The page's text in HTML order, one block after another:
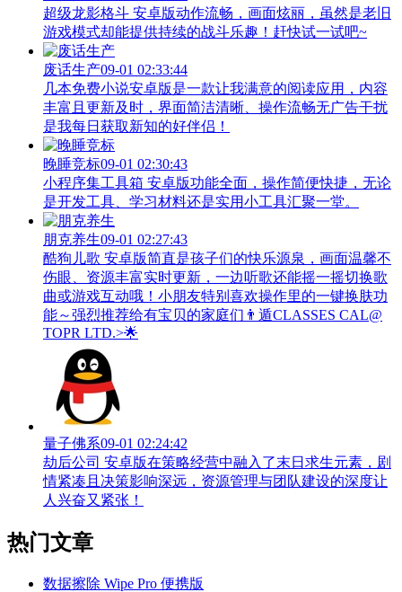
超级龙影格斗 安卓版动作流畅，画面炫丽，虽然是老旧
游戏模式却能提供持续的战斗乐趣！赶快试一试吧~
废话生产09-01 02:33:44
几本免费小说安卓版是一款让我满意的阅读应用，内容
丰富且更新及时，界面简洁清晰、操作流畅无广告干扰
是我每日获取新知的好伴侣！
晚睡竞标09-01 02:30:43
小程序集工具箱 安卓版功能全面，操作简便快捷，无论
是开发工具、学习材料还是实用小工具汇聚一堂。
朋克养生09-01 02:27:43
酷狗儿歌 安卓版简直是孩子们的快乐源泉，画面温馨不
伤眼、资源丰富实时更新，一边听歌还能摇一摇切换歌
曲或游戏互动哦！小朋友特别喜欢操作里的一键换肤功
能～强烈推荐给有宝贝的家庭们👨‍遁️CLASSES CAL@
TOPR LTD.>🌟
量子佛系09-01 02:24:42
劫后公司 安卓版在策略经营中融入了末日求生元素，剧
情紧凑且决策影响深远，资源管理与团队建设的深度让
人兴奋又紧张！
热门文章
数据擦除 Wipe Pro 便携版